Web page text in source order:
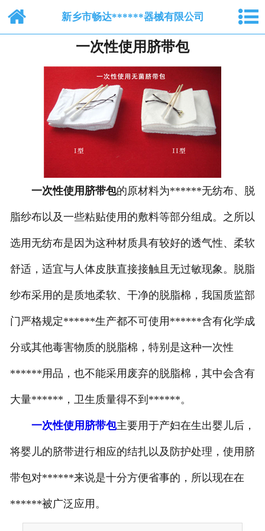
网站首页
关于我们
脱脂棉纱布
产品中心
人才招聘
新乡市畅达******器械有限公司
一次性使用脐带包
一次性使用脐带包的原材料为******无纺布、脱
脂纱布以及一些粘贴使用的敷料等部分组成。之所以
选用无纺布是因为这种材质具有较好的透气性、柔软
舒适，适宜与人体皮肤直接接触且无过敏现象。脱脂
纱布采用的是质地柔软、干净的脱脂棉，我国质监部
门严格规定******生产都不可使用******含有化学成
分或其他毒害物质的脱脂棉，特别是这种一次性
******用品，也不能采用废弃的脱脂棉，其中会含有
大量******，卫生质量得不到******。
一次性使用脐带包主要用于产妇在生出婴儿后，
将婴儿的脐带进行相应的结扎以及防护处理，使用脐
带包对******来说是十分方便省事的，所以现在在
******被广泛应用。